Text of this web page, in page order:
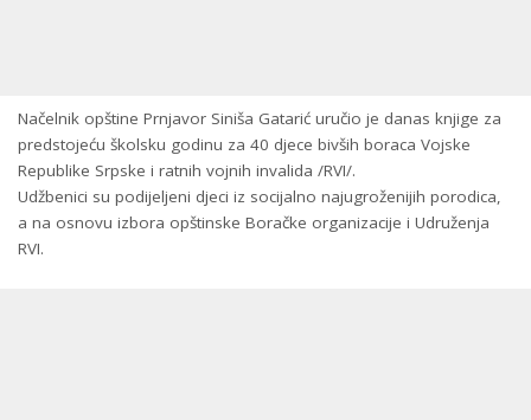
Načelnik opštine Prnjavor Siniša Gatarić uručio je danas knjige za
predstojeću školsku godinu za 40 djece bivših boraca Vojske
Republike Srpske i ratnih vojnih invalida /RVI/.
Udžbenici su podijeljeni djeci iz socijalno najugroženijih porodica,
a na osnovu izbora opštinske Boračke organizacije i Udruženja
RVI.